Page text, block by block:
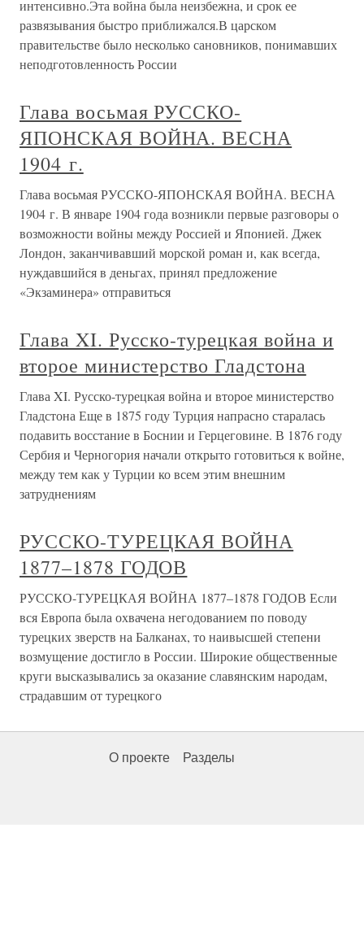
интенсивно.Эта война была неизбежна, и срок ее
развязывания быстро приближался.В царском
правительстве было несколько сановников, понимавших
неподготовленность России
Глава восьмая РУССКО-
ЯПОНСКАЯ ВОЙНА. ВЕСНА
1904 г.
Глава восьмая РУССКО-ЯПОНСКАЯ ВОЙНА. ВЕСНА
1904 г. В январе 1904 года возникли первые разговоры о
возможности войны между Россией и Японией. Джек
Лондон, заканчивавший морской роман и, как всегда,
нуждавшийся в деньгах, принял предложение
«Экзаминера» отправиться
Глава XI. Русско-турецкая война и
второе министерство Гладстона
Глава XI. Русско-турецкая война и второе министерство
Гладстона Еще в 1875 году Турция напрасно старалась
подавить восстание в Боснии и Герцеговине. В 1876 году
Сербия и Черногория начали открыто готовиться к войне,
между тем как у Турции ко всем этим внешним
затруднениям
РУССКО-ТУРЕЦКАЯ ВОЙНА
1877–1878 ГОДОВ
РУССКО-ТУРЕЦКАЯ ВОЙНА 1877–1878 ГОДОВ Если
вся Европа была охвачена негодованием по поводу
турецких зверств на Балканах, то наивысшей степени
возмущение достигло в России. Широкие общественные
круги высказывались за оказание славянским народам,
страдавшим от турецкого
О проекте Разделы